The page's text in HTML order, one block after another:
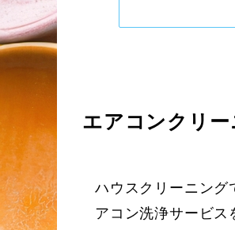
エアコンクリ
ハウスクリーニング
アコン洗浄サービス